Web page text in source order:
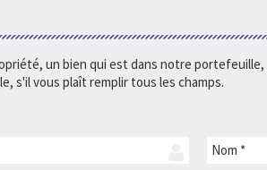
un bien qui est dans notre
s'il vous plaît remplir tous les champs.